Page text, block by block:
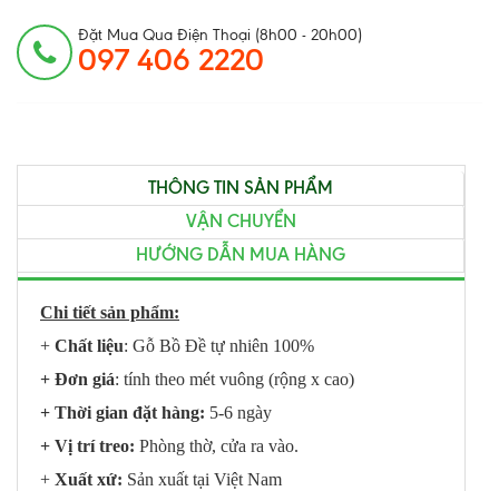
Đặt Mua Qua Điện Thoại (8h00 - 20h00)
097 406 2220
THÔNG TIN SẢN PHẨM
VẬN CHUYỂN
HƯỚNG DẪN MUA HÀNG
Chi tiết sản phẩm:
+ Chất liệu: Gỗ Bồ Đề tự nhiên 100%
+ Đơn giá: tính theo mét vuông (rộng x cao)
+ Thời gian đặt hàng: 5-6 ngày
+ Vị trí treo: Phòng thờ, cửa ra vào.
+ Xuất xứ: Sản xuất tại Việt Nam